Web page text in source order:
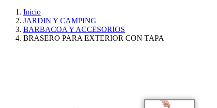
Inicio
JARDIN Y CAMPING
BARBACOA Y ACCESORIOS
BRASERO PARA EXTERIOR CON TAPA